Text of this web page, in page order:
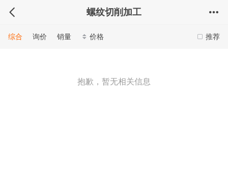
螺纹切削加工
推荐
综合 询价 销量 价格
抱歉，暂无相关信息